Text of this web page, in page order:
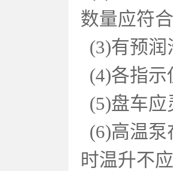
数量应符
(3)有预润
(4)各指示
(5)盘车应
(6)高温泵
时温升不